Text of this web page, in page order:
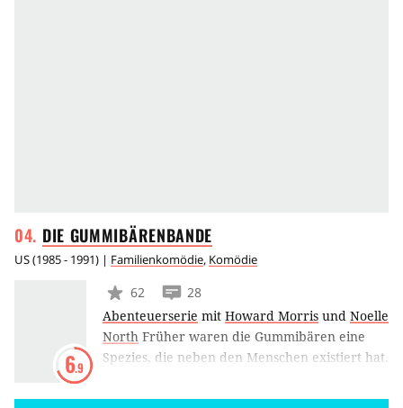
DIE GUMMIBÄRENBANDE
US(1985 - 1991) | Familienkomödie, Komödie
6.9
62
28
Abenteuerserie mit Howard Morris und Noelle
North Früher waren die Gummibären eine
Spezies, die neben den Menschen existiert hat.
fortgeschrittene Technologie, doch